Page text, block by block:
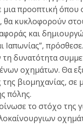
μια προοπτική
θα κυκλοφορούν
και
Ιαπωνίας”, πρόσθεσε.
τη δυνατότητα
οχημάτων. Θα
βιομηχανίας, σε
πόλης.
το στόχο της